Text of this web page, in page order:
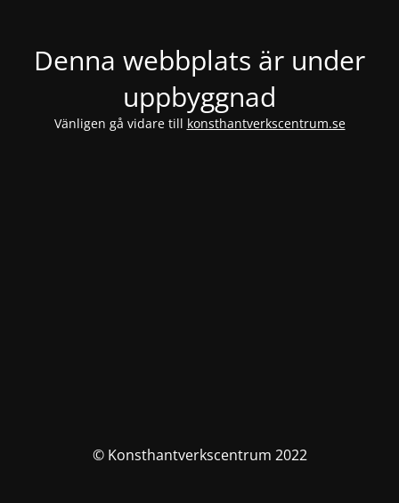
Denna webbplats är under
uppbyggnad
Vänligen gå vidare till konsthantverkscentrum.se
© Konsthantverkscentrum 2022